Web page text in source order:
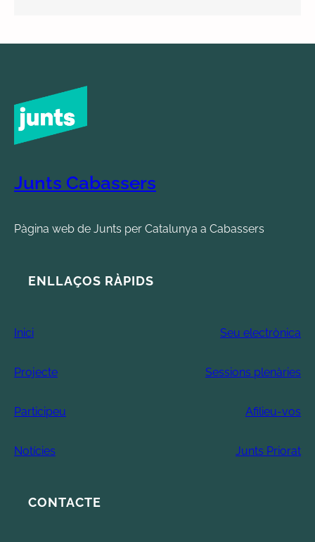
Junts Cabassers
Pàgina web de Junts per Catalunya a Cabassers
ENLLAÇOS RÀPIDS
Inici Seu electrònica
Projecte Sessions plenàries
Participeu Afilieu-vos
Notícies Junts Priorat
CONTACTE